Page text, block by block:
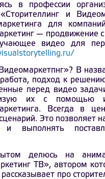
в профессии
и
для
— продвижение
видео для
В
подход к
перед видео
их с помощью
Всегда в
Это позволяет
выполнять
делюсь на
ТВ», автором
про